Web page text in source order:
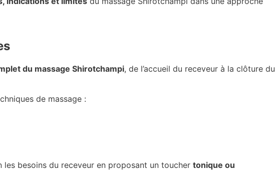
du massage Shirotchampi, de l’accueil du receveur à la clôture du
de massage :
les besoins du receveur en proposant un toucher tonique ou